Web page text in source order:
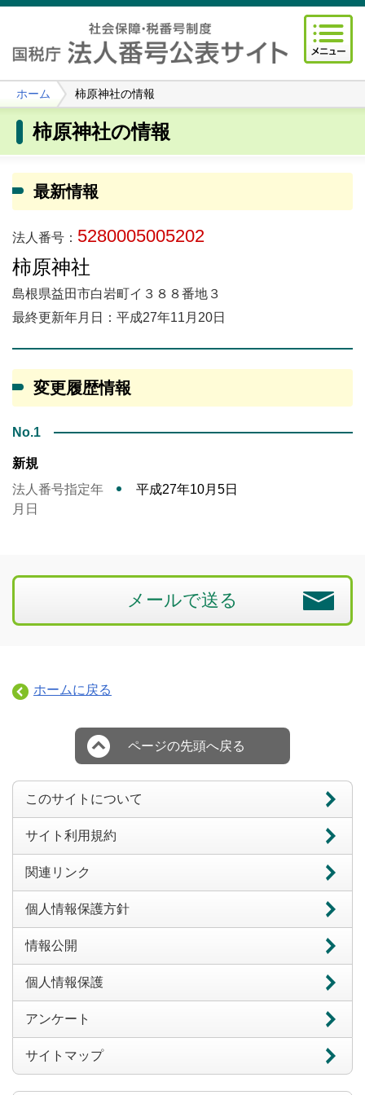
ホーム 柿原神社の情報
柿原神社の情報
最新情報
法人番号： 5280005005202
柿原神社
島根県益田市白岩町イ３８８番地３
最終更新年月日：平成27年11月20日
変更履歴情報
No.1
新規
法人番号指定年
月日
平成27年10月5日
メールで送る
ホームに戻る
ページの先頭へ戻る
このサイトについて
サイト利用規約
関連リンク
個人情報保護方針
情報公開
個人情報保護
アンケート
サイトマップ